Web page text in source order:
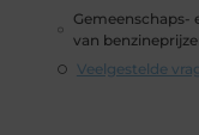
Gemeenschaps-
van
Veelgestelde